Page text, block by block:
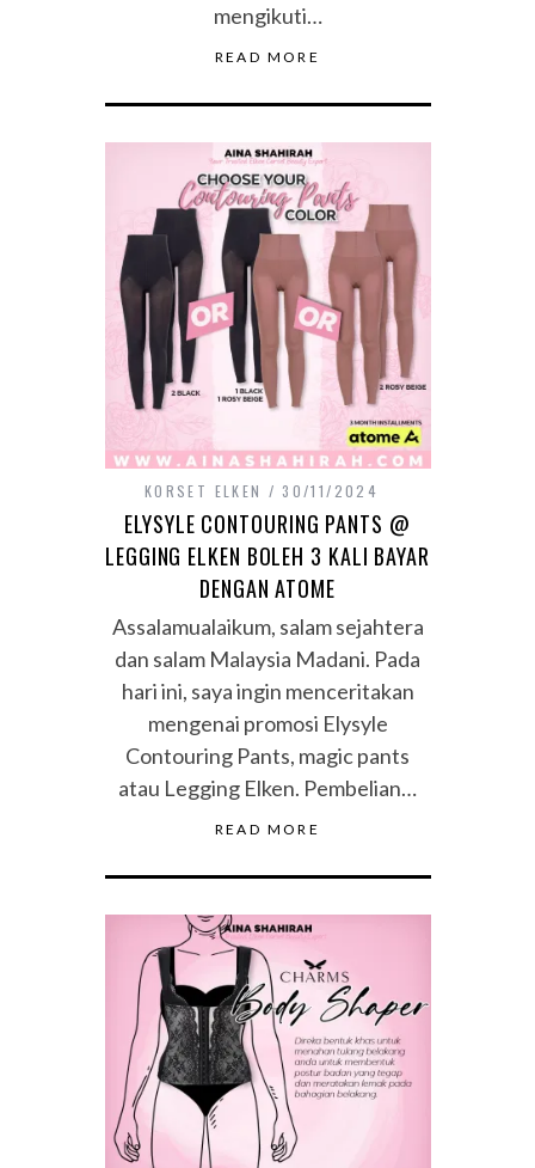
mengikuti…
READ MORE
KORSET ELKEN 30/11/2024
ELYSYLE CONTOURING PANTS @
LEGGING ELKEN BOLEH 3 KALI BAYAR
DENGAN ATOME
Assalamualaikum, salam sejahtera
dan salam Malaysia Madani. Pada
hari ini, saya ingin menceritakan
mengenai promosi Elysyle
Contouring Pants, magic pants
atau Legging Elken. Pembelian…
READ MORE